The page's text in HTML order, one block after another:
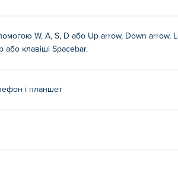
W, A, S, D або Up arrow, Down arrow,
клавіші Spacebar.
і планшет